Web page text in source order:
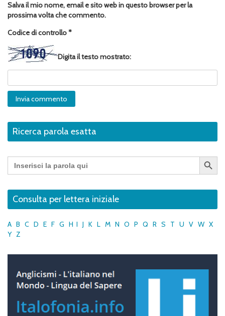
Salva il mio nome, email e sito web in questo browser per la
prossima volta che commento.
Codice di controllo*
Digita il testo mostrato:
Ricerca parola esatta
Search
for:
Search Button
Consulta per lettera iniziale
A B C D E F G H I J K L M N O P Q R S T U V W X
Y Z